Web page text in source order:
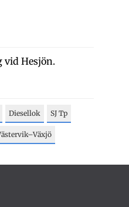
vid Hesjön.
Diesellok SJ Tp